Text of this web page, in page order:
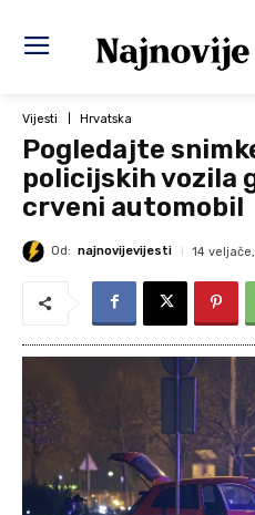
Vijesti Hrvatska
Pogledajte
policijskih vozila
crveni automobil
Od: najnovijevijesti 14